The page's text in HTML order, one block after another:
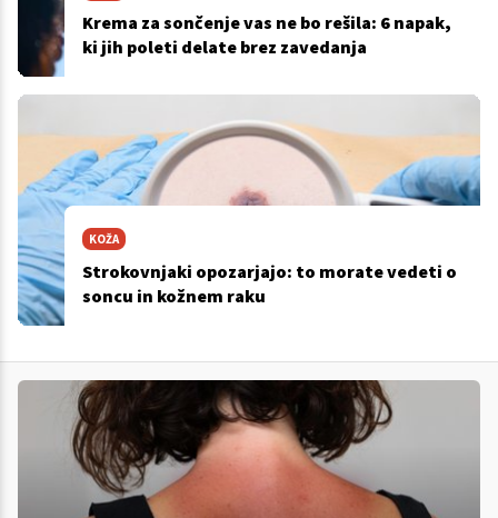
Krema za sončenje vas ne bo rešila: 6 napak,
ki jih poleti delate brez zavedanja
KOŽA
Strokovnjaki opozarjajo: to morate vedeti o
soncu in kožnem raku